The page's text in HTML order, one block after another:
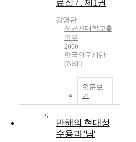
료집 / . 제1권
강명관
성균관대학교출
판부
2000
한국연구재단
(NRF)
원문보
기
5
만해의 현대성
수용과 '님'